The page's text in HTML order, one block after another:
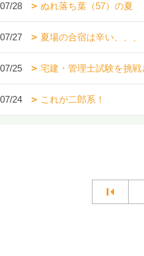
28 ぬれ落ち葉（57）の夏
27 夏場の合宿は辛い、、、
25 宅建・管理士試験を挑
24 これが二郎系！